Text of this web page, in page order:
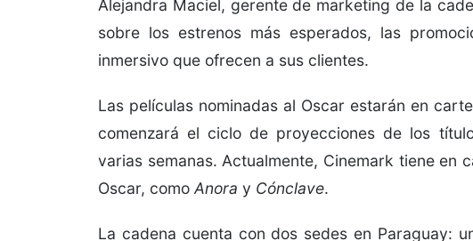
Alejandra Maciel, gerente de marketing de la
sobre los estrenos más esperados, las
inmersivo que ofrecen a sus clientes.
Las películas nominadas al Oscar estarán en
comenzará el ciclo de proyecciones de los
varias semanas. Actualmente, Cinemark tiene en
Oscar, como Anora y Cónclave.
La cadena cuenta con dos sedes en Paraguay: